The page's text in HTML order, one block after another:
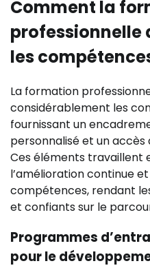
Comment la
les
La formation
considérablement les
fournissant un
personnalisé et un
Ces éléments travaillent
l’amélioration continue
compétences, rendant
et confiants sur le
Programmes
pour le